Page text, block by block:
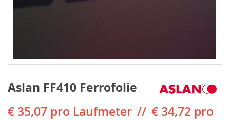
Aslan FF410 Ferrofolie
€ 35,07 pro Laufmeter
€ 34,72 pro